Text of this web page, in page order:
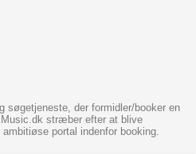
søgetjeneste, der formidler/booker en
stræber efter at blive
portal indenfor booking.